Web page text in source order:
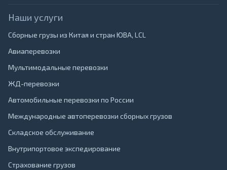
Наши услуги
Сборные грузы из Китая и стран ЮВА, LCL
Авиаперевозки
Мультимодальные перевозки
ЖД-перевозки
Автомобильные перевозки по России
Международные автоперевозки сборных грузов
Складское обслуживание
Внутрипортовое экспедирование
Страхование грузов